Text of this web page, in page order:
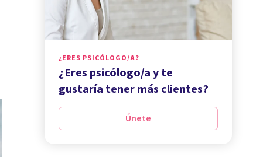
¿ERES PSICÓLOGO/A?
¿Eres psicólogo/a y te
gustaría tener más clientes?
Únete